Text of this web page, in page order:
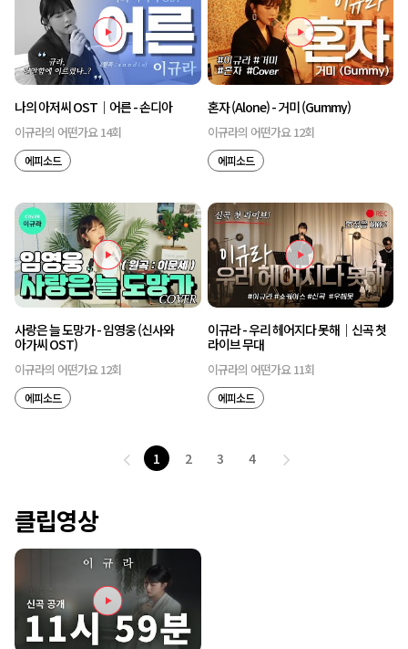
나의 아저씨 OST｜어른 - 손디아
이규라의 어떤가요 14회
에피소드
혼자 (Alone) - 거미 (Gummy)
이규라의 어떤가요 12회
에피소드
사랑은 늘 도망가 - 임영웅 (신사와
아가씨 OST)
이규라의 어떤가요 12회
에피소드
이규라 - 우리 헤어지다 못해｜신곡 첫
라이브 무대
이규라의 어떤가요 11회
에피소드
1 2 3 4
클립영상